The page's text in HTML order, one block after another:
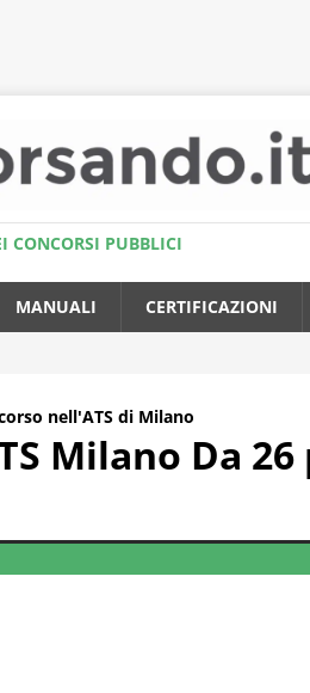
CONCORSI PUBBLICI
MANUALI CERTIFICAZIONI
nell'ATS di Milano
Milano Da